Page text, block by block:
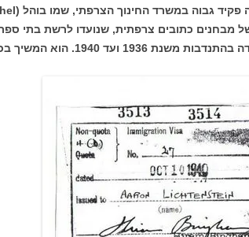
מבחנים כתובים צרפתית, שנועדו לרשת בתי
1936 ועד 1940. הוא המשיך בכך גם לאחר שברחנו מפריז.